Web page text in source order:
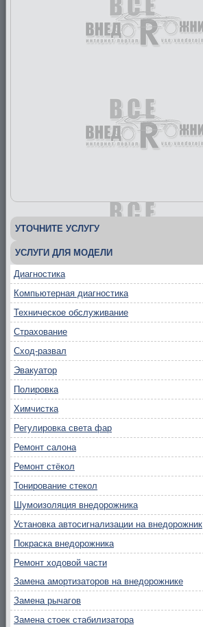
УТОЧНИТЕ УСЛУГУ
УСЛУГИ ДЛЯ МОДЕЛИ
Диагностика
Компьютерная диагностика
Техническое обслуживание
Страхование
Сход-развал
Эвакуатор
Полировка
Химчистка
Регулировка света фар
Ремонт салона
Ремонт стёкол
Тонирование стекол
Шумоизоляция внедорожника
Установка автосигнализации на внедорожник
Покраска внедорожника
Ремонт ходовой части
Замена амортизаторов на внедорожнике
Замена рычагов
Замена стоек стабилизатора